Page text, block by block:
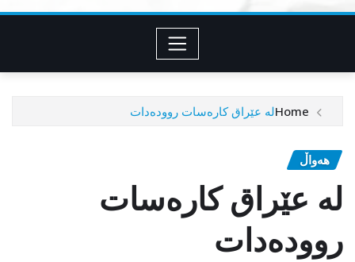
Homeلە عێراق کارەسات روودەدات
هەواڵ
لە عێراق کارەسات
روودەدات